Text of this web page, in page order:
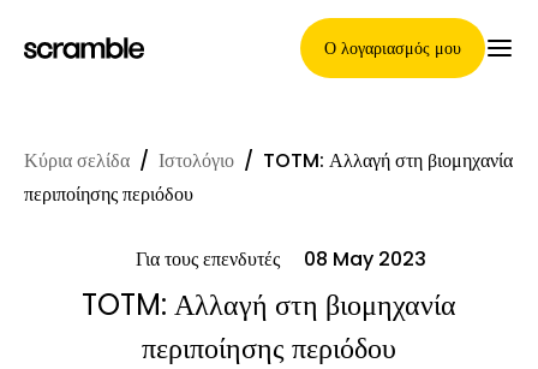
Ο λογαριασμός μου
Κύρια Σελίδα
Όροι ανάθεσης απαιτήσεων
Κύρια σελίδα / Ιστολόγιο / TOTM: Αλλαγή στη βιομηχανία
περιποίησης περιόδου
Για τους επενδυτές 08 May 2023
TOTM: Αλλαγή στη βιομηχανία
περιποίησης περιόδου